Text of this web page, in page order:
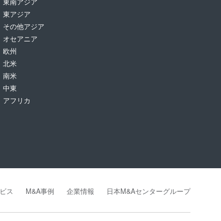
東アジア
その他アジア
オセアニア
欧州
北米
南米
中東
アフリカ
ス M&A事例 企業情報 日本M&Aセンターグループ